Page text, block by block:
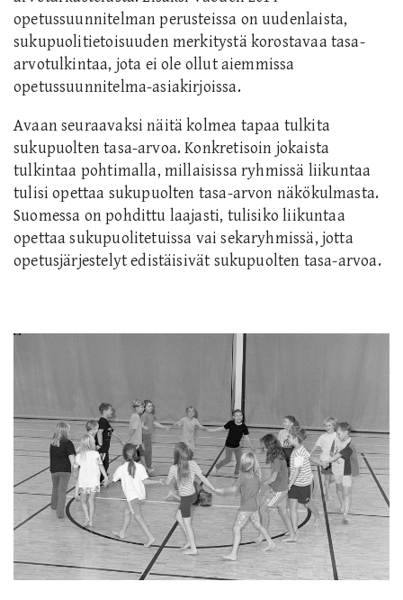
opetussuunnitelman perusteissa on uudenlaista,
sukupuolitietoisuuden merkitystä korostavaa tasa-
arvotulkintaa, jota ei ole ollut aiemmissa
opetussuunnitelma-asiakirjoissa.
Avaan seuraavaksi näitä kolmea tapaa tulkita
sukupuolten tasa-arvoa. Konkretisoin jokaista
tulkintaa pohtimalla, millaisissa ryhmissä liikuntaa
tulisi opettaa sukupuolten tasa-arvon näkökulmasta.
Suomessa on pohdittu laajasti, tulisiko liikuntaa
opettaa sukupuolitetuissa vai sekaryhmissä, jotta
opetusjärjestelyt edistäisivät sukupuolten tasa-arvoa.